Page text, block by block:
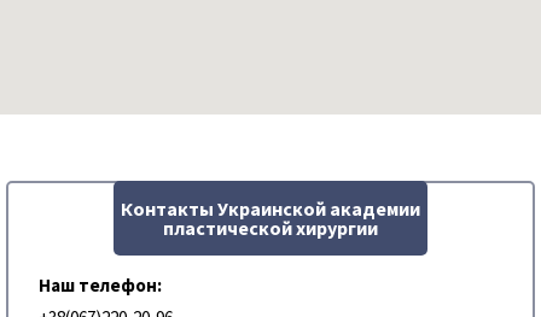
Контакты Украинской академии
пластической хирургии
Наш телефон: